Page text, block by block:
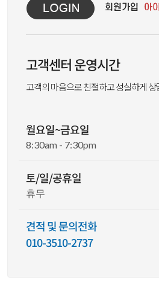
고객센터 운영시간
고객의 마음으로 친절하고 성실하게
월요일~금요일
8:30am - 7:30pm
토/일/공휴일
휴무
견적 및 문의전화
010-3510-2737